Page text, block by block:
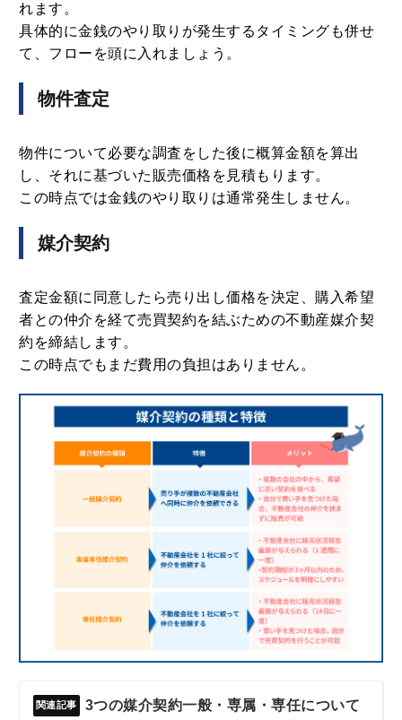
れます。
具体的に金銭のやり取りが発生するタイミングも併せ
て、フローを頭に入れましょう。
物件査定
物件について必要な調査をした後に概算金額を算出
し、それに基づいた販売価格を見積もります。
この時点では金銭のやり取りは通常発生しません。
媒介契約
査定金額に同意したら売り出し価格を決定、購入希望
者との仲介を経て売買契約を結ぶための不動産媒介契
約を締結します。
この時点でもまだ費用の負担はありません。
3つの媒介契約一般・専属・専任について